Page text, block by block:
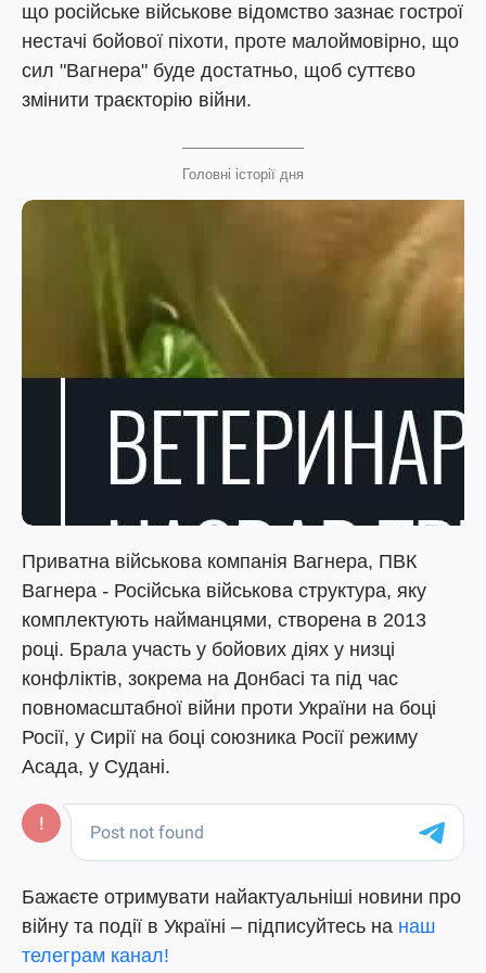
що російське військове відомство зазнає гострої
нестачі бойової піхоти, проте малоймовірно, що
сил "Вагнера" буде достатньо, щоб суттєво
змінити траєкторію війни.
Головні історії дня
Приватна військова компанія Вагнера, ПВК
Вагнера - Російська військова структура, яку
комплектують найманцями, створена в 2013
році. Брала участь у бойових діях у низці
конфліктів, зокрема на Донбасі та під час
повномасштабної війни проти України на боці
Росії, у Сирії на боці союзника Росії режиму
Асада, у Судані.
Бажаєте отримувати найактуальніші новини про
війну та події в Україні – підписуйтесь на наш
телеграм канал!